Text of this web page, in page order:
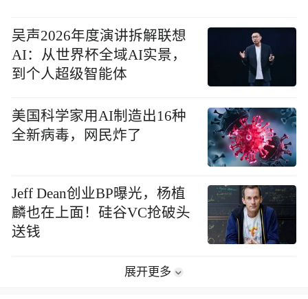
吴声2026年度演讲拆解联想
AI：从世界杯全域AI实景，
到个人超级智能体
美国科学家用AI制造出16种
全新病毒，网民炸了
Jeff Dean创业BP曝光，杨植
麟也在上面！硅谷VC抢破头
送钱
展开更多